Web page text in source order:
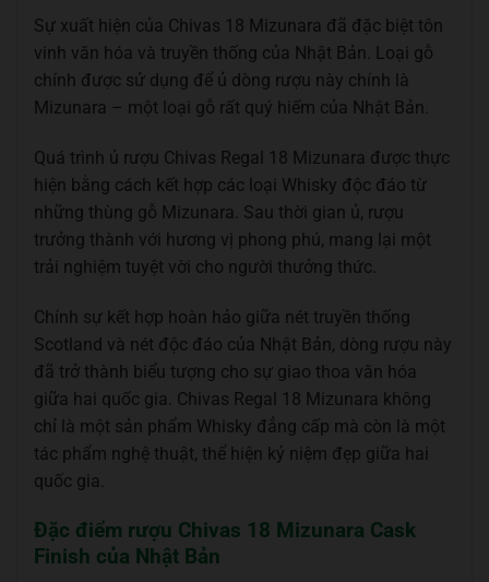
Sự xuất hiện của Chivas 18 Mizunara đã đặc biệt tôn
vinh văn hóa và truyền thống của Nhật Bản. Loại gỗ
chính được sử dụng để ủ dòng rượu này chính là
Mizunara – một loại gỗ rất quý hiếm của Nhật Bản.
Quá trình ủ rượu Chivas Regal 18 Mizunara được thực
hiện bằng cách kết hợp các loại Whisky độc đáo từ
những thùng gỗ Mizunara. Sau thời gian ủ, rượu
trưởng thành với hương vị phong phú, mang lại một
trải nghiệm tuyệt vời cho người thưởng thức.
Chính sự kết hợp hoàn hảo giữa nét truyền thống
Scotland và nét độc đáo của Nhật Bản, dòng rượu này
đã trở thành biểu tượng cho sự giao thoa văn hóa
giữa hai quốc gia. Chivas Regal 18 Mizunara không
chỉ là một sản phẩm Whisky đẳng cấp mà còn là một
tác phẩm nghệ thuật, thể hiện kỷ niệm đẹp giữa hai
quốc gia.
Đặc điểm rượu Chivas 18 Mizunara Cask
Finish của Nhật Bản